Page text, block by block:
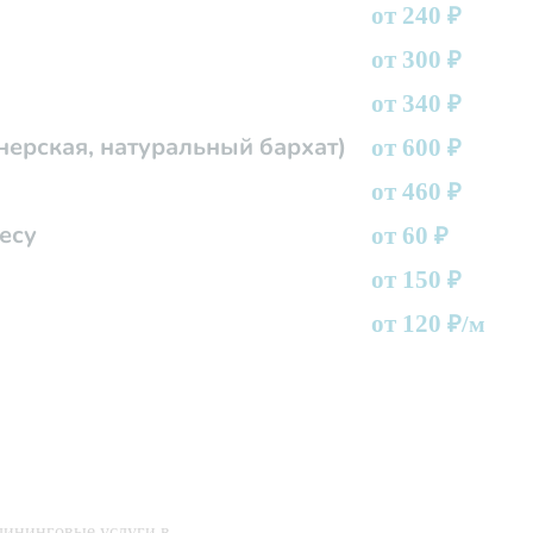
от 240 ₽
от 300 ₽
от 340 ₽
натуральный бархат) от 600 ₽
от 460 ₽
от 60 ₽
от 150 ₽
от 120 ₽/м